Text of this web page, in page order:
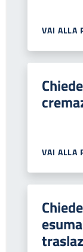
VAI ALLA
VAI ALLA